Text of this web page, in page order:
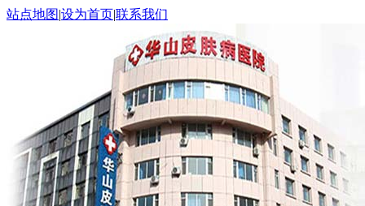
站点地图|设为首页|联系我们